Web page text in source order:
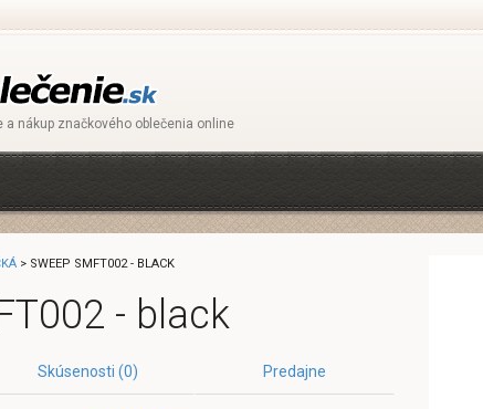
nákup značkového oblečenia online
> SWEEP SMFT002 - BLACK
- black
Skúsenosti (0) Predajne